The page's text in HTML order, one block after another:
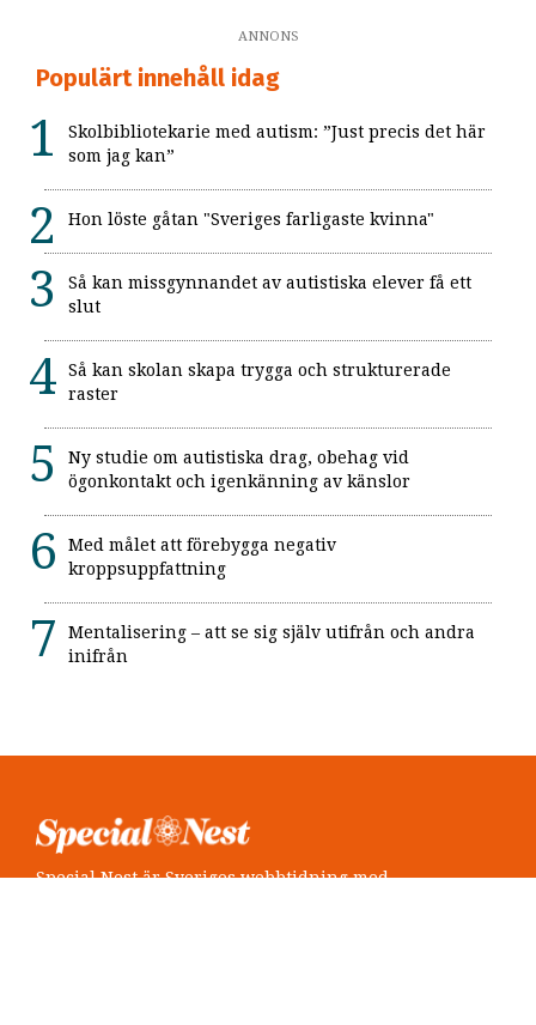
ANNONS
Populärt innehåll idag
Skolbibliotekarie med autism: ”Just precis det här
som jag kan”
Hon löste gåtan "Sveriges farligaste kvinna"
Så kan missgynnandet av autistiska elever få ett
slut
Så kan skolan skapa trygga och strukturerade
raster
Ny studie om autistiska drag, obehag vid
ögonkontakt och igenkänning av känslor
Med målet att förebygga negativ
kroppsuppfattning
Mentalisering – att se sig själv utifrån och andra
inifrån
Special Nest är Sveriges webbtidning med